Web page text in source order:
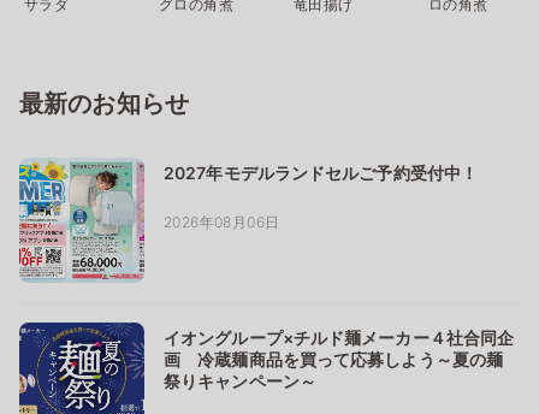
サラダ グロの角煮 竜田揚げ ロの角煮
最新のお知らせ
2027年モデルランドセルご予約受付中！
2026年08月06日
イオングループ×チルド麺メーカー４社合同企
画 冷蔵麺商品を買って応募しよう～夏の麺
祭りキャンペーン～